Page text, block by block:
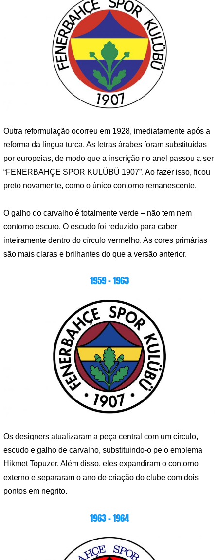
Outra reformulação ocorreu em 1928, imediatamente após a
reforma da língua turca. As letras árabes foram substituídas
por europeias, de modo que a inscrição no anel passou a ser
“FENERBAHÇE SPOR KULÜBÜ 1907”. Ao fazer isso, ficou
preto novamente, como o único contorno remanescente.
O galho do carvalho é totalmente verde – não tem nem
contorno escuro. O escudo foi reduzido para caber
inteiramente dentro do círculo vermelho. As cores primárias
são mais claras e brilhantes do que a versão anterior.
1959 – 1963
Os designers atualizaram a peça central com um círculo,
escudo e galho de carvalho, substituindo-o pelo emblema
Hikmet Topuzer. Além disso, eles expandiram o contorno
externo e separaram o ano de criação do clube com dois
pontos em negrito.
1963 – 1964